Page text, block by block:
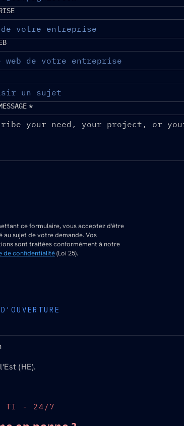
un sujet
*
ce formulaire, vous acceptez d'être
au sujet de votre demande. Vos
sont traitées conformément à notre
de confidentialité(Loi 25).
(HE).
TI - 24/7